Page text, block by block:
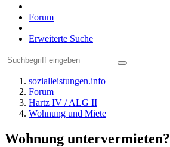
Forum
Erweiterte Suche
sozialleistungen.info
Forum
Hartz IV / ALG II
Wohnung und Miete
Wohnung untervermieten?